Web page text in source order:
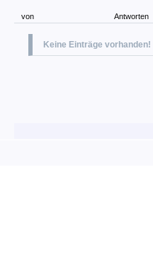
von Antworten
Keine Einträge vorhanden!